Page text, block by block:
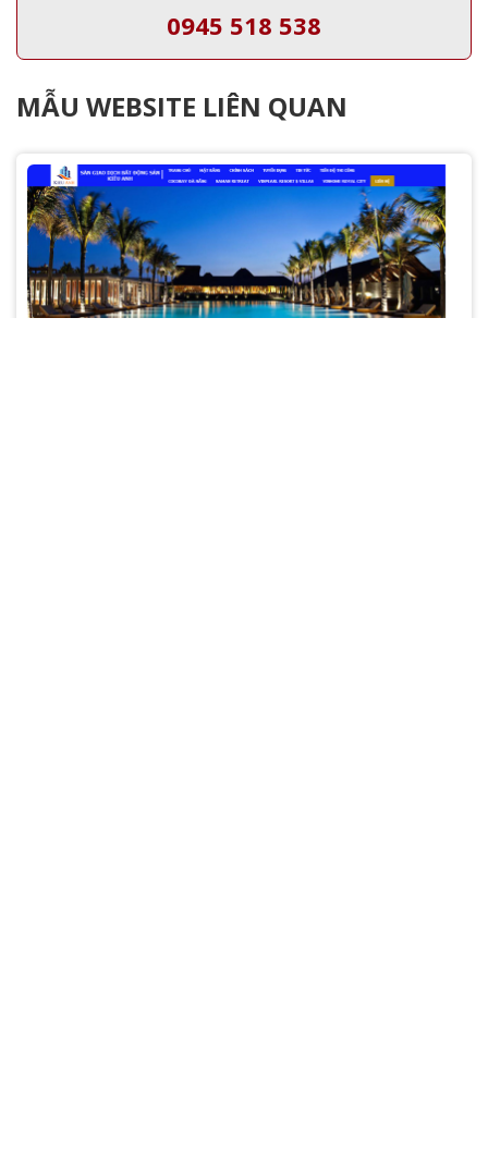
0945 518 538
MẪU WEBSITE LIÊN QUAN